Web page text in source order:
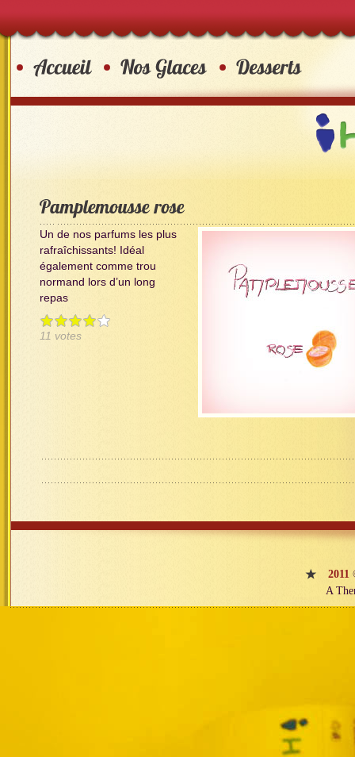
Un de nos parfums les plus
rafraîchissants! Idéal
également comme trou
normand lors d’un long
repas
11 votes
2011
A